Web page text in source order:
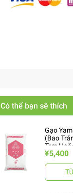
Có thể bạn sẽ thích
Gạo
(Bao
Tem
10kg ヤ
¥5,400